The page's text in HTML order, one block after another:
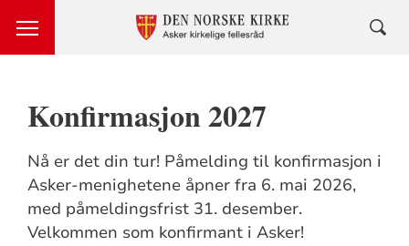
Konfirmasjon 2027
Nå er det din tur! Påmelding til konfirmasjon i
Asker-menighetene åpner fra 6. mai 2026,
med påmeldingsfrist 31. desember.
Velkommen som konfirmant i Asker!